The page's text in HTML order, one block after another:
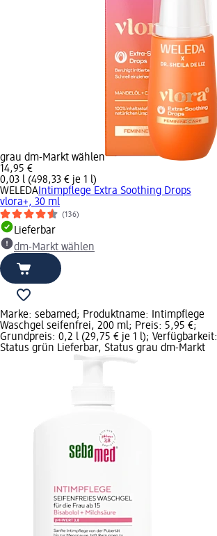
grau dm-Markt wählen
14,95 €
0,03 l (498,33 € je 1 l)
WELEDA Intimpflege Extra Soothing Drops
vlora+, 30 ml
(136)
Lieferbar
dm-Markt wählen
Marke: sebamed; Produktname: Intimpflege
Waschgel seifenfrei, 200 ml; Preis: 5,95 €;
Grundpreis: 0,2 l (29,75 € je 1 l); Verfügbarkeit:
Status grün Lieferbar, Status grau dm-Markt